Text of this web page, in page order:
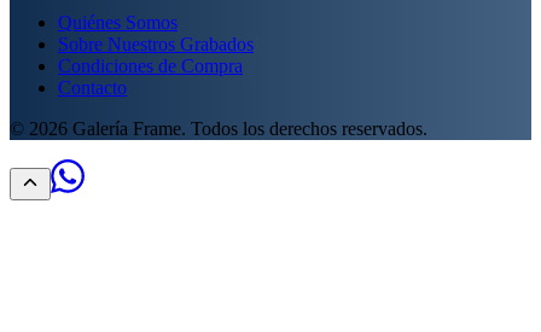
Quiénes Somos
Sobre Nuestros Grabados
Condiciones de Compra
Contacto
© 2026 Galería Frame. Todos los derechos reservados.